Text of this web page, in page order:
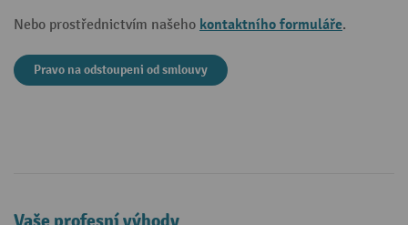
Nebo prostřednictvím našeho kontaktního formuláře.
Pravo na odstoupeni od smlouvy